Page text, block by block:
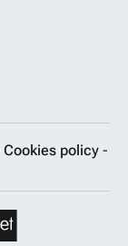
Cookies policy -